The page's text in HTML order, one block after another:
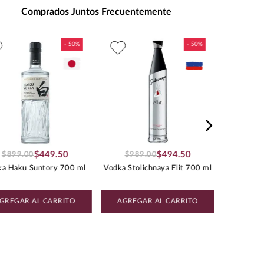
sashimi, tempura y cocina
1.18
Comprados Juntos Frecuentemente
$449.50
$899.00
Haku Suntory 700 ml
AL CARRITO
$494.50
$989.00
Vodka Stolichnaya Elit 700 ml
AGREGAR AL CARRITO